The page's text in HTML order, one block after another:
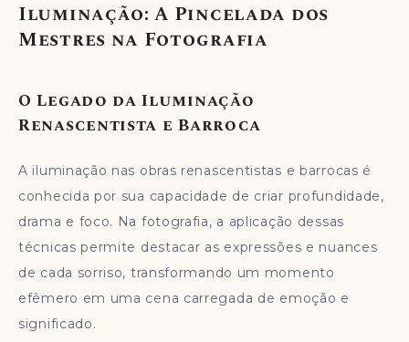
Iluminação: A Pincelada dos
Mestres na Fotografia
O Legado da Iluminação
Renascentista e Barroca
A iluminação nas obras renascentistas e barrocas é
conhecida por sua capacidade de criar profundidade,
drama e foco. Na fotografia, a aplicação dessas
técnicas permite destacar as expressões e nuances
de cada sorriso, transformando um momento
efêmero em uma cena carregada de emoção e
significado.